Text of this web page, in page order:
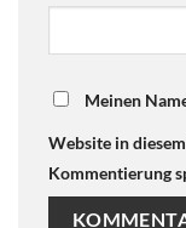
Meinen
Website in
Kommentierung